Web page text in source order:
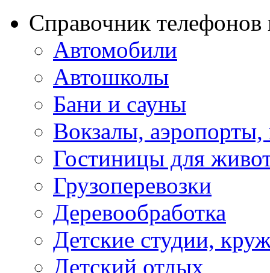
Справочник
Автомобили
Автошколы
Бани и сауны
Вокзалы,
Гостиницы для
Грузоперевозки
Деревообработка
Детские студии,
Детский отдых